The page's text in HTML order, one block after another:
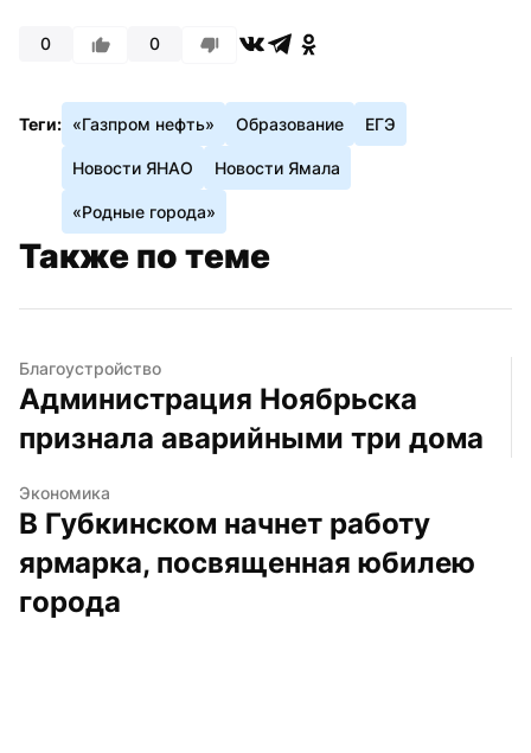
0 0
Теги: «Газпром нефть» Образование ЕГЭ
Новости ЯНАО Новости Ямала
«Родные города»
Также по теме
Благоустройство
Администрация Ноябрьска
признала аварийными три дома
Экономика
В Губкинском начнет работу
ярмарка, посвященная юбилею
города